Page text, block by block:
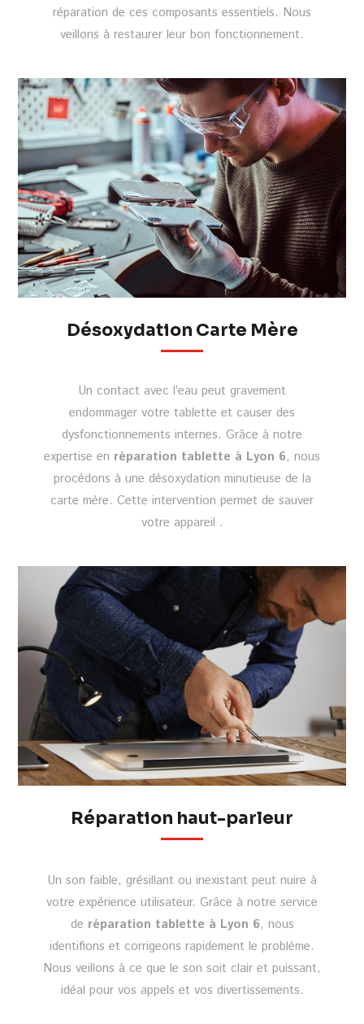
réparation de ces composants essentiels. Nous
veillons à restaurer leur bon fonctionnement.
Désoxydation Carte Mère
Un contact avec l’eau peut gravement
endommager votre tablette et causer des
dysfonctionnements internes. Grâce à notre
expertise en réparation tablette à Lyon 6, nous
procédons à une désoxydation minutieuse de la
carte mère. Cette intervention permet de sauver
votre appareil .
Réparation haut-parleur
Un son faible, grésillant ou inexistant peut nuire à
votre expérience utilisateur. Grâce à notre service
de réparation tablette à Lyon 6, nous
identifions et corrigeons rapidement le problème.
Nous veillons à ce que le son soit clair et puissant,
idéal pour vos appels et vos divertissements.